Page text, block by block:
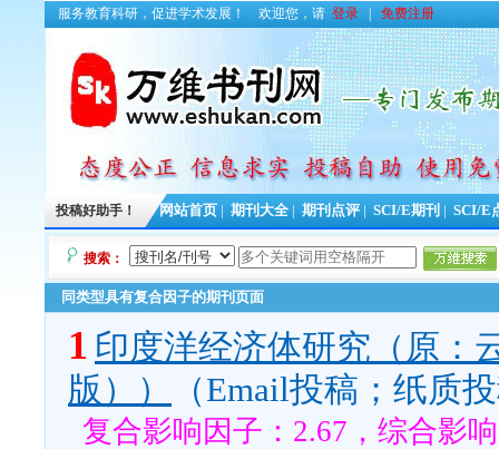
服务教育科研，促进学术发展！ 欢迎您，请 登录 免费注册
投稿好助手！ 网站首页 期刊大全 期刊点评 SCI/E期刊 SCI/E
搜索：
同类型具有复合因子的期刊页面
1 印度洋经济体研究（原：
版））
（Email投稿；纸质
复合影响因子：2.67，综合影